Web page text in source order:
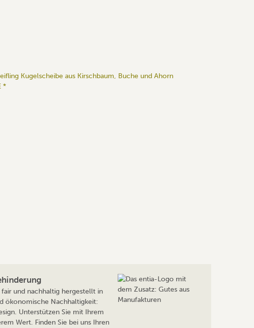
Kugelscheibe aus Kirschbaum, Buche und Ahorn
*
und nachhaltig hergestellt in
ökonomische Nachhaltigkeit:
Unterstützen Sie mit Ihrem
Wert. Finden Sie bei uns Ihren